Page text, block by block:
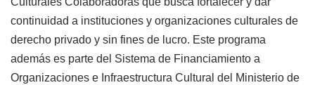
continuidad a instituciones y organizaciones culturales de
derecho privado y sin fines de lucro. Este programa
además es parte del Sistema de Financiamiento a
Organizaciones e Infraestructura Cultural del Ministerio de